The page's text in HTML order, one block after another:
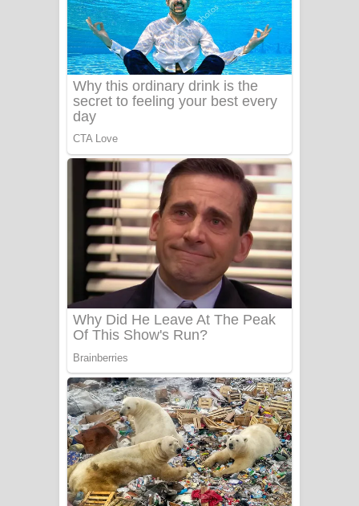
Doni Song Lyrics - දෝණි ගීතයේ පද
පෙළ
Benthara Palame Song Lyrics -
Sanda Babalena Song Lyrics - සඳ
බැබලෙන ගීතයේ පද පෙළ
Adare Wadi Nisa Song Lyrics - ආදරේ
වැඩි නිසා ගීතයේ පද පෙළ
UNUHUMA Song Lyrics - උණුහුම
ගීතයේ පද පෙළ
Katakara Song Lyrics - කටකාර ගීතයේ
පද පෙළ
Tharu Yaye Dilena Song Lyrics - තරු
යායේ දිලෙනා ගීතයේ පද පෙළ
Ow Man Sosa Song Lyrics - ඔව් මං